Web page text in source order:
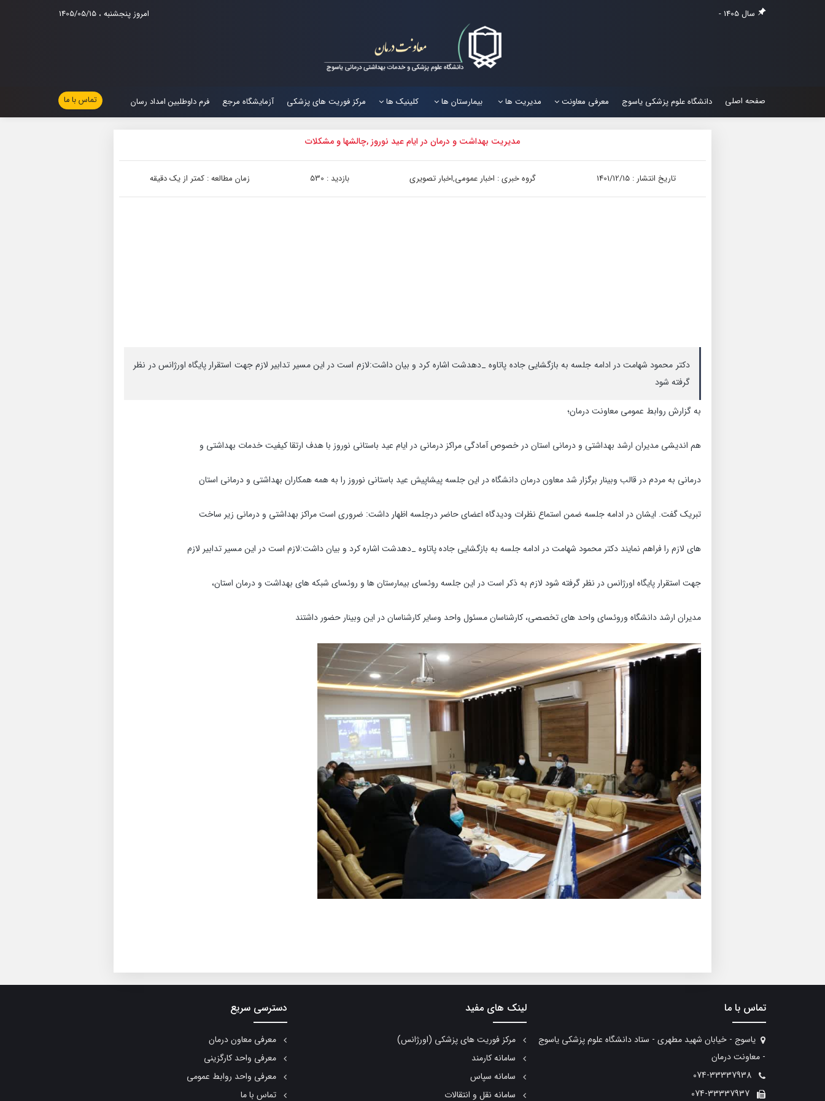
سال 1405 - امروز پنجشنبه ، 1405/05/15
صفحه اصلی دانشگاه علوم پزشکی یاسوج معرفی معاونت مدیریت ها بیمارستان ها کلینیک ها مرکز فوریت های پزشکی آزمایشگاه مرجع فرم داوطلبین امداد رسان تماس با ما
مدیریت بهداشت و درمان در ایام عید نوروز ,چالشها و مشکلات
تاریخ انتشار : 1401/12/15 گروه خبری : اخبار عمومی,اخبار تصویری بازدید : 530 زمان مطالعه : کمتر از یک دقیقه
دکتر محمود شهامت در ادامه جلسه به بازگشایی جاده پاتاوه _دهدشت اشاره کرد و بیان داشت:لازم است در این مسیر تدابیر لازم جهت استقرار پایگاه اورژانس در نظر
گرفته شود
به گزارش روابط عمومی معاونت درمان؛
هم اندیشی مدیران ارشد بهداشتی و درمانی استان در خصوص آمادگی مراکز درمانی در ایام عید باستانی نوروز با هدف ارتقا کیفیت خدمات بهداشتی و
درمانی به مردم در قالب وبینار برگزار شد معاون درمان دانشگاه در این جلسه پیشاپیش عید باستانی نوروز را به همه همکاران بهداشتی و درمانی استان
تبریک گفت. ایشان در ادامه جلسه ضمن استماع نظرات ودیدگاه اعضای حاضر درجلسه اظهار داشت: ضروری است مراکز بهداشتی و درمانی زیر ساخت
های لازم را فراهم نمایند دکتر محمود شهامت در ادامه جلسه به بازگشایی جاده پاتاوه _دهدشت اشاره کرد و بیان داشت:لازم است در این مسیر تدابیر لازم
جهت استقرار پایگاه اورژانس در نظر گرفته شود لازم به ذکر است در این جلسه روئسای بیمارستان ها و روئسای شبکه های بهداشت و درمان استان،
مدیران ارشد دانشگاه وروئسای واحد های تخصصی، کارشناسان مسئول واحد وسایر کارشناسان در این وبینار حضور داشتند
تماس با ما
یاسوج - خیابان شهید مطهری - ستاد دانشگاه علوم پزشکی یاسوج
- معاونت درمان
لینک های مفید
مرکز فوریت های پزشکی (اورژانس)
سامانه کارمند
سامانه سپاس
سامانه نقل و انتقالات
دسترسی سریع
معرفی معاون درمان
معرفی واحد کارگزینی
معرفی واحد روابط عمومی
تماس با ما